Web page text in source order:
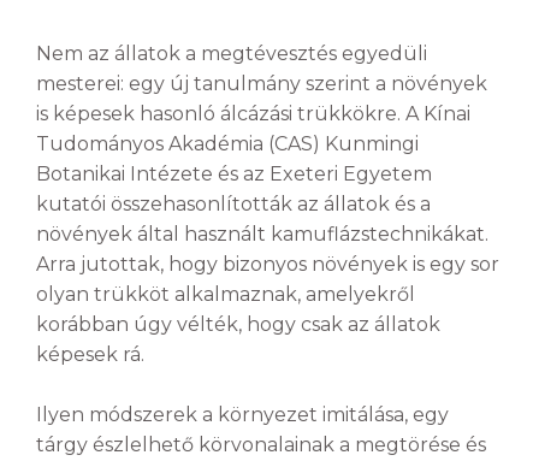
Nem az állatok a megtévesztés egyedüli
mesterei: egy új tanulmány szerint a növények
is képesek hasonló álcázási trükkökre. A Kínai
Tudományos Akadémia (CAS) Kunmingi
Botanikai Intézete és az Exeteri Egyetem
kutatói összehasonlították az állatok és a
növények által használt kamuflázstechnikákat.
Arra jutottak, hogy bizonyos növények is egy sor
olyan trükköt alkalmaznak, amelyekről
korábban úgy vélték, hogy csak az állatok
képesek rá.
Ilyen módszerek a környezet imitálása, egy
tárgy észlelhető körvonalainak a megtörése és